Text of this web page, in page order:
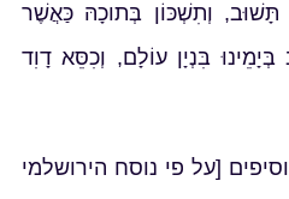
תָּשׁוּב, וְתִשְׁכּוֹן בְּתוכָהּ כַּאֲשֶׁר
בִּנְיָן עוֹלָם, וְכִסֵּא דָוִד
[על פי נוסח הירושלמי